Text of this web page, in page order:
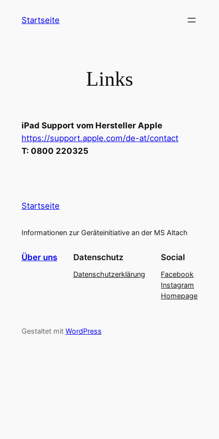
InhaltStartseite
Links
iPad Support vom Hersteller Apple
https://support.apple.com/de-at/contact
T: 0800 220325
Startseite
Informationen zur Geräteinitiative an der MS Altach
Über uns Datenschutz
Datenschutzerklärung
Social
Facebook
Instagram
Homepage
Gestaltet mit WordPress